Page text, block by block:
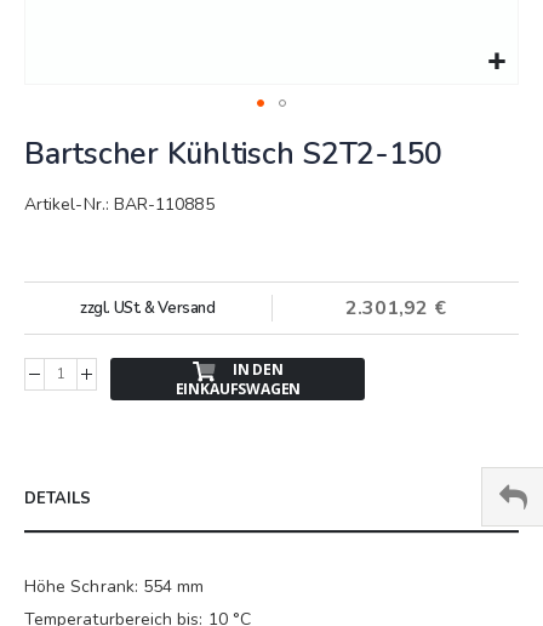
zum
der
Bartscher Kühltisch S2T2-150
Artikel-Nr.: BAR-110885
2.301,92 €
zzgl. USt. & Versand
IN DEN
EINKAUFSWAGEN
DETAILS
Höhe Schrank: 554 mm
Temperaturbereich bis: 10 °C